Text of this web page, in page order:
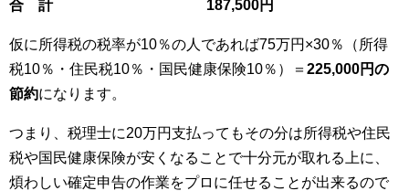
合 計 187,500円
仮に所得税の税率が10％の人であれば75万円×30％（所得
税10％・住民税10％・国民健康保険10％）＝ 225,000円の
節約になります。
つまり、税理士に20万円支払ってもその分は所得税や住民
税や国民健康保険が安くなることで十分元が取れる上に、
煩わしい確定申告の作業をプロに任せることが出来るので